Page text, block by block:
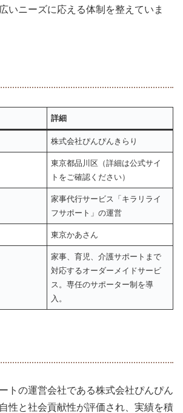
いニーズに応える体制を整えていま
詳細
株式会社ぴんぴんきらり
東京都品川区（詳細は公式サイ
トをご確認ください）
家事代行サービス「キラリライ
フサポート」の運営
東京かあさん
家事、育児、介護サポートまで
対応するオーダーメイドサービ
ス。専任のサポーター制を導
入。
トの運営会社である株式会社ぴんぴん
性と社会貢献性が評価され、実績を積